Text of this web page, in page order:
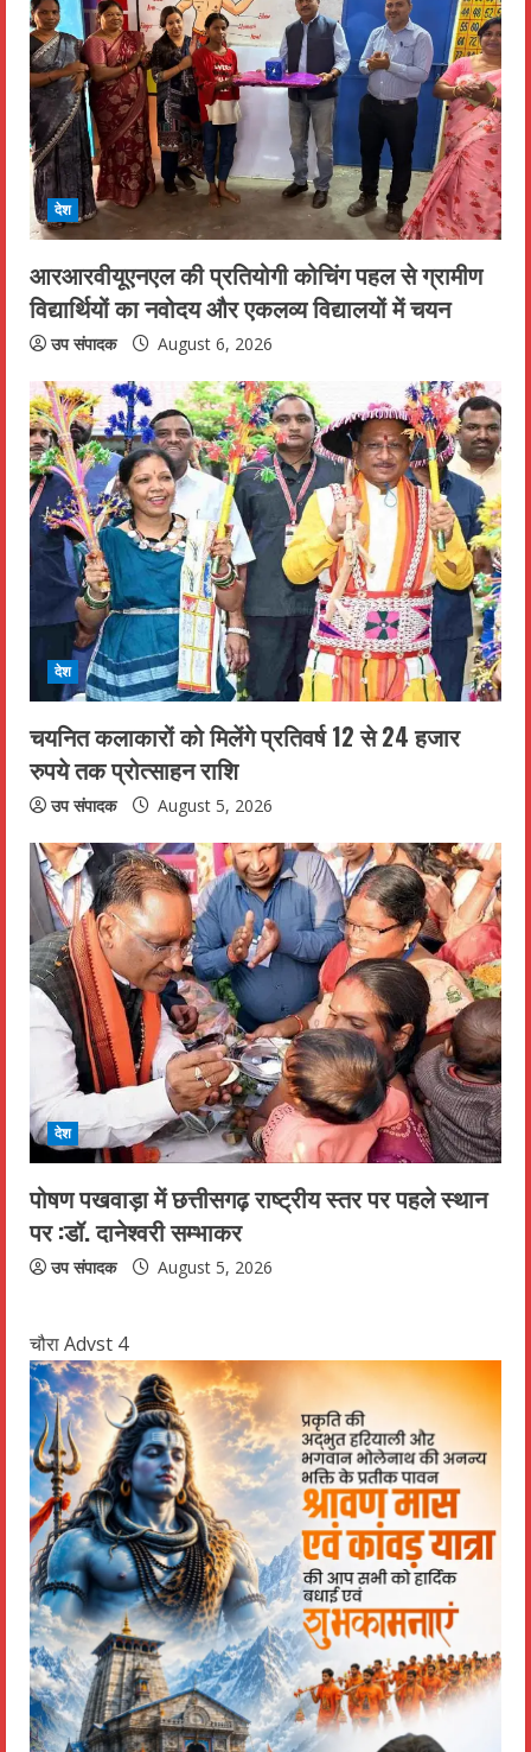
R
e
a
d
i
n
g
देश
आरआरवीयूएनएल की प्रतियोगी कोचिंग पहल से ग्रामीण
विद्यार्थियों का नवोदय और एकलव्य विद्यालयों में चयन
उप संपादक August 6, 2026
देश
चयनित कलाकारों को मिलेंगे प्रतिवर्ष 12 से 24 हजार
रुपये तक प्रोत्साहन राशि
उप संपादक August 5, 2026
देश
पोषण पखवाड़ा में छत्तीसगढ़ राष्ट्रीय स्तर पर पहले स्थान
पर :डॉ. दानेश्वरी सम्भाकर
उप संपादक August 5, 2026
चौरा Advst 4